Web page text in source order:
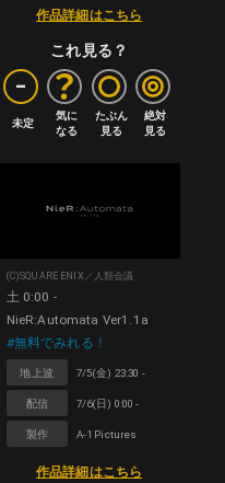
作品詳細はこちら
これ見る？
-
未定
気に
なる
たぶん
見る
絶対
見る
(C)SQUARE ENIX／人類会議
土 0:00 -
NieR:Automata Ver1.1a
#無料でみれる！
地上波 7/5(金) 23:30 -
配信 7/6(日) 0:00 -
製作 A-1 Pictures
作品詳細はこちら